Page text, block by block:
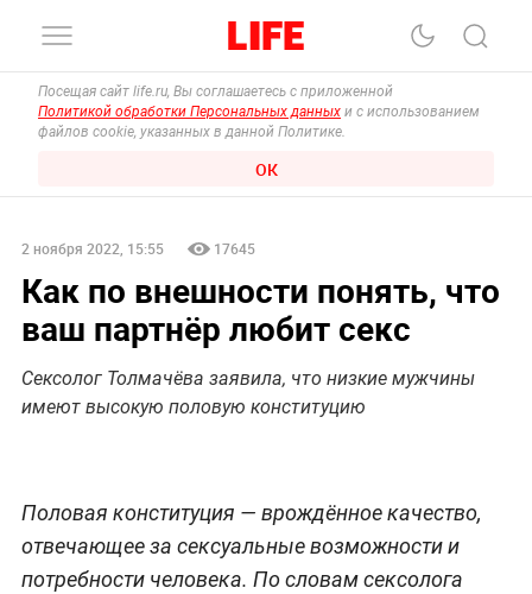
Посещая сайт life.ru, Вы соглашаетесь с приложенной
Политикой обработки Персональных данных и с использованием
файлов cookie, указанных в данной Политике.
ОК
2 ноября 2022, 15:55 17645
Как по внешности понять, что
ваш партнёр любит секс
Сексолог Толмачёва заявила, что низкие мужчины
имеют высокую половую конституцию
Половая конституция — врождённое качество,
отвечающее за сексуальные возможности и
потребности человека. По словам сексолога